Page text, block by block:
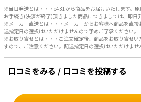
※当日発送とは・・・e431から商品をお届けいたします。
お手続き(決済が終了)頂きました商品につきましては、即日
※メーカー直送とは・・・メーカーからお客様へ商品を直
送指定日の選択はいただけませんので予めご了承ください。
※お取り寄せとは・・・ご注文確定後、商品をお取り寄せい
すので、ご注意ください。配送指定日の選択はいただけませ
口コミをみる / 口コミを投稿する